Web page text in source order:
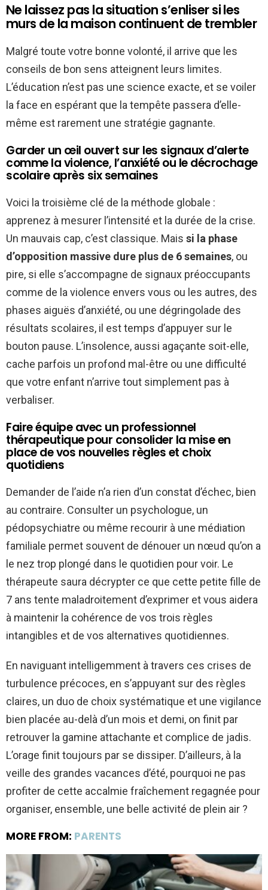
Ne laissez pas la situation s’enliser si les
murs de la maison continuent de trembler
Malgré toute votre bonne volonté, il arrive que les
conseils de bon sens atteignent leurs limites.
L’éducation n’est pas une science exacte, et se voiler
la face en espérant que la tempête passera d’elle-
même est rarement une stratégie gagnante.
Garder un œil ouvert sur les signaux d’alerte
comme la violence, l’anxiété ou le décrochage
scolaire après six semaines
Voici la troisième clé de la méthode globale :
apprenez à mesurer l’intensité et la durée de la crise.
Un mauvais cap, c’est classique. Mais si la phase
d’opposition massive dure plus de 6 semaines, ou
pire, si elle s’accompagne de signaux préoccupants
comme de la violence envers vous ou les autres, des
phases aiguës d’anxiété, ou une dégringolade des
résultats scolaires, il est temps d’appuyer sur le
bouton pause. L’insolence, aussi agaçante soit-elle,
cache parfois un profond mal-être ou une difficulté
que votre enfant n’arrive tout simplement pas à
verbaliser.
Faire équipe avec un professionnel
thérapeutique pour consolider la mise en
place de vos nouvelles règles et choix
quotidiens
Demander de l’aide n’a rien d’un constat d’échec, bien
au contraire. Consulter un psychologue, un
pédopsychiatre ou même recourir à une médiation
familiale permet souvent de dénouer un nœud qu’on a
le nez trop plongé dans le quotidien pour voir. Le
thérapeute saura décrypter ce que cette petite fille de
7 ans tente maladroitement d’exprimer et vous aidera
à maintenir la cohérence de vos trois règles
intangibles et de vos alternatives quotidiennes.
En naviguant intelligemment à travers ces crises de
turbulence précoces, en s’appuyant sur des règles
claires, un duo de choix systématique et une vigilance
bien placée au-delà d’un mois et demi, on finit par
retrouver la gamine attachante et complice de jadis.
L’orage finit toujours par se dissiper. D’ailleurs, à la
veille des grandes vacances d’été, pourquoi ne pas
profiter de cette accalmie fraîchement regagnée pour
organiser, ensemble, une belle activité de plein air ?
MORE FROM: PARENTS